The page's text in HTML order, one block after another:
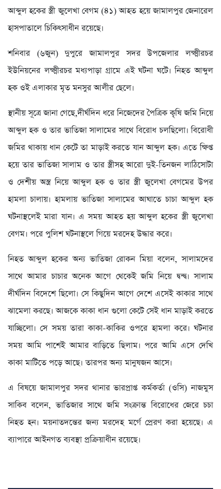
আব্দুল হকের স্ত্রী জুলেখা বেগম (৪১) আহত হয়ে জামালপুর জেনারেল
হাসপাতালে চিকিৎসাধীন রয়েছে।
শনিবার (৬জুন) দুপুরে জামালপুর সদর উপজেলার লক্ষ্মীরচর
ইউনিয়নের লক্ষ্মীরচর মধ্যপাড়া গ্রামে এই ঘটনা ঘটে। নিহত আব্দুল
হক ওই এলাকার মৃত মনসুর আলীর ছেলে।
স্থানীয় সূত্রে জানা গেছে,দীর্ঘদিন ধরে নিজেদের পৈত্রিক কৃষি জমি নিয়ে
আব্দুল হক ও তার ভাতিজা সালামের সাথে বিরোধ চলছিলো। বিরোধী
জমির থাকায় ধান কেটে তা মাড়াই করতে যান আব্দুল হক। এতে ক্ষিপ্ত
হয়ে তার ভাতিজা সালাম ও তার স্ত্রীসহ আরো দুই-তিনজন লাঠিসোটা
ও দেশীয় অস্ত্র নিয়ে আব্দুল হক ও তার স্ত্রী জুলেখা বেগমের উপর
হামলা চালায়। হামলায় ভাতিজা সালামের আঘাতে চাচা আব্দুল হক
ঘটনাস্থলেই মারা যান। এ সময় আহত হয় আব্দুল হকের স্ত্রী জুলেখা
বেগম। পরে পুলিশ ঘটনাস্থলে গিয়ে মরদেহ উদ্ধার করে।
নিহত আব্দুল হকের অন্য ভাতিজা রোকন মিয়া বলেন, সালামদের
সাথে আমার চাচার অনেক আগে থেকেই জমি নিয়ে দ্বন্দ্ব। সালাম
দীর্ঘদিন বিদেশে ছিলো। সে কিছুদিন আগে দেশে এসেই কাকার সাথে
ঝামেলা করছে। আজকে কাকা ধান গুলো কেটে সেই ধান মাড়াই করতে
যাচ্ছিলো। সে সময় তারা কাকা-কাকির ওপরে হামলা করে। ঘটনার
সময় আমি পাশেই আমার বাড়িতে ছিলাম। পরে আমি এসে দেখি
কাকা মাটিতে পড়ে আছে। তারপর অন্য মানুষজন আসে।
এ বিষয়ে জামালপুর সদর থানার ভারপ্রাপ্ত কর্মকর্তা (ওসি) নাজমুস
সাকিব বলেন, ভাতিজার সাথে জমি সংক্রান্ত বিরোধের জেরে চচা
নিহত হন। ময়নাতদন্তের জন্য মরদেহ মর্গে প্রেরণ করা হয়েছে। এ
ব্যাপারে আইনগত ব্যবস্থা প্রক্রিয়াধীন রয়েছে।